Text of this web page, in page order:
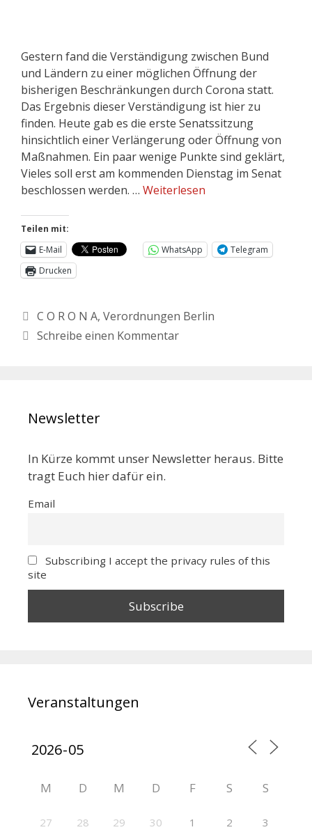
Gestern fand die Verständigung zwischen Bund
und Ländern zu einer möglichen Öffnung der
bisherigen Beschränkungen durch Corona statt.
Das Ergebnis dieser Verständigung ist hier zu
finden. Heute gab es die erste Senatssitzung
hinsichtlich einer Verlängerung oder Öffnung von
Maßnahmen. Ein paar wenige Punkte sind geklärt,
Vieles soll erst am kommenden Dienstag im Senat
beschlossen werden. … Weiterlesen
Teilen mit:
E-Mail
WhatsApp
Telegram
Drucken
C O R O N A, Verordnungen Berlin
Schreibe einen Kommentar
Newsletter
In Kürze kommt unser Newsletter heraus. Bitte
tragt Euch hier dafür ein.
Email
Subscribing I accept the privacy rules of this
site
Veranstaltungen
M D M D F S S
27 28 29 30 1 2 3